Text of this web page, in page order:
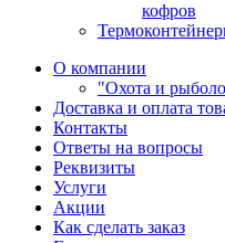
кофров
О компании
"Охота и
Доставка и оплата
Контакты
Ответы на вопросы
Реквизиты
Услуги
Акции
Как сделать заказ